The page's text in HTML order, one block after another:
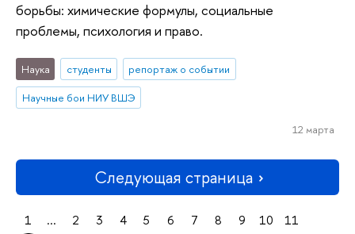
борьбы: химические формулы, социальные
проблемы, психология и право.
Наука студенты
репортаж о событии
Научные бои НИУ ВШЭ
12 марта
Следующая страница
1 ... 2 3 4 5 6 7 8 9 10
11